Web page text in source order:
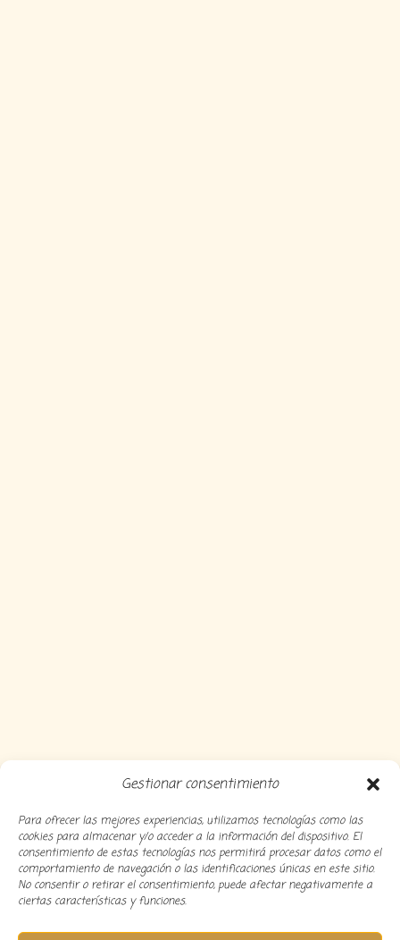
Gestionar consentimiento
Para ofrecer las mejores experiencias, utilizamos tecnologías como las
cookies para almacenar y/o acceder a la información del dispositivo. El
consentimiento de estas tecnologías nos permitirá procesar datos como el
comportamiento de navegación o las identificaciones únicas en este sitio.
No consentir o retirar el consentimiento, puede afectar negativamente a
ciertas características y funciones.